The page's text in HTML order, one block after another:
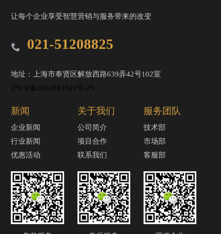
让每个企业享受智慧营销与服务带来的改变
021-51208825
地址：上海市奉贤区解放西路639弄42号102室
沪ICP备2024043949号-29
新闻
企业新闻
行业新闻
优惠活动
关于我们
公司简介
项目合作
联系我们
服务团队
技术部
市场部
客服部